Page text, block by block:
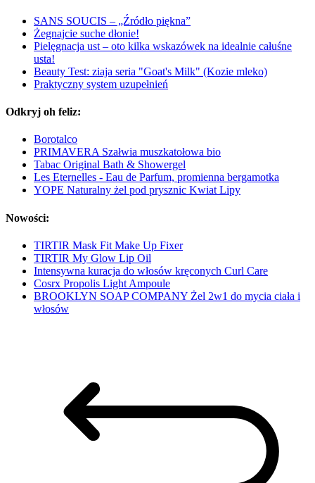
SANS SOUCIS – „Źródło piękna”
Żegnajcie suche dłonie!
Pielęgnacja ust – oto kilka wskazówek na idealnie całuśne
usta!
Beauty Test: ziaja seria "Goat's Milk" (Kozie mleko)
Praktyczny system uzupełnień
Odkryj oh feliz:
Borotalco
PRIMAVERA Szałwia muszkatołowa bio
Tabac Original Bath & Showergel
Les Eternelles - Eau de Parfum, promienna bergamotka
YOPE Naturalny żel pod prysznic Kwiat Lipy
Nowości:
TIRTIR Mask Fit Make Up Fixer
TIRTIR My Glow Lip Oil
Intensywna kuracja do włosów kręconych Curl Care
Cosrx Propolis Light Ampoule
BROOKLYN SOAP COMPANY Żel 2w1 do mycia ciała i
włosów